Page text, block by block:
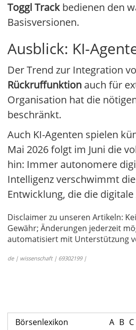
Toggl Trackbedienen den
Basisversionen.
Ausblick: KI-
Der Trend zur Integration
Rückruffunktion auch für
Organisation hat die
beschränkt.
Auch KI-Agenten spielen
Mai 2026 folgt im Juni die
hin: Immer autonomere
Intelligenz verschwimmt
Entwicklung, die die
Disclaimer zu unseren Artikeln:
Gewähr; Änderungen jederzeit
automatisiert mit Unterstützung
de | wissenschaft | 69302199 |
Börsenlexikon A B C